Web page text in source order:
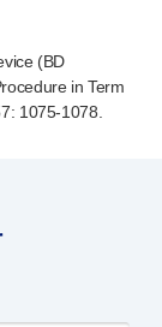
(BD
in Term
1075-1078.